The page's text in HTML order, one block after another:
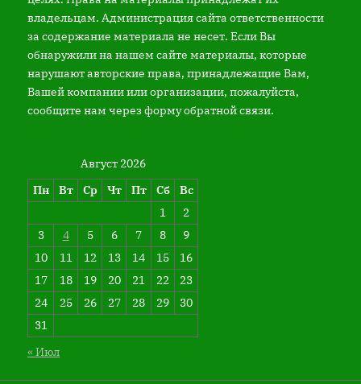
владельцам. Администрация сайта ответственности
за содержание материала не несет. Если Вы
обнаружили на нашем сайте материалы, которые
нарушают авторские права, принадлежащие Вам,
Вашей компании или организации, пожалуйста,
сообщите нам через форму обратной связи.
Август 2026
Пн
Вт Ср Чт Пт Сб
Вс
1
2
3
4 5 6 7 8
9
10
11 12 13 14 15
16
17
18 19 20 21 22
23
24
25 26 27 28 29
30
31
« Июл